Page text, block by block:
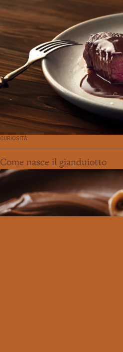
CURIOSITÀ
Come nasce il gianduiotto